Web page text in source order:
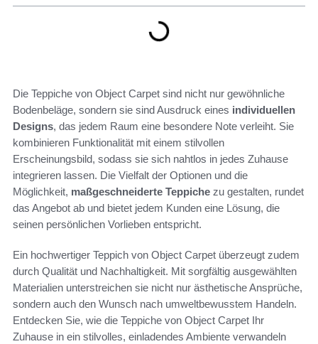
Die Teppiche von Object Carpet sind nicht nur gewöhnliche
Bodenbeläge, sondern sie sind Ausdruck eines individuellen
Designs, das jedem Raum eine besondere Note verleiht. Sie
kombinieren Funktionalität mit einem stilvollen
Erscheinungsbild, sodass sie sich nahtlos in jedes Zuhause
integrieren lassen. Die Vielfalt der Optionen und die
Möglichkeit, maßgeschneiderte Teppiche zu gestalten, rundet
das Angebot ab und bietet jedem Kunden eine Lösung, die
seinen persönlichen Vorlieben entspricht.
Ein hochwertiger Teppich von Object Carpet überzeugt zudem
durch Qualität und Nachhaltigkeit. Mit sorgfältig ausgewählten
Materialien unterstreichen sie nicht nur ästhetische Ansprüche,
sondern auch den Wunsch nach umweltbewusstem Handeln.
Entdecken Sie, wie die Teppiche von Object Carpet Ihr
Zuhause in ein stilvolles, einladendes Ambiente verwandeln